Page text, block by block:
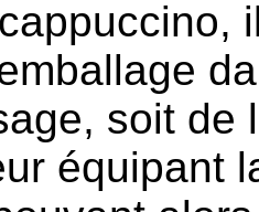
soit de
équipant